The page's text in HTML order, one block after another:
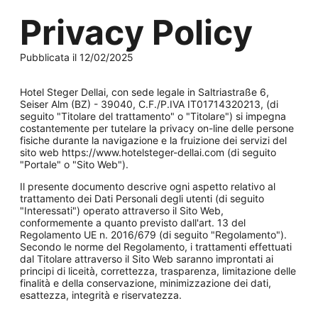
Privacy Policy
Pubblicata il 12/02/2025
Hotel Steger Dellai, con sede legale in Saltriastraße 6,
Seiser Alm (BZ) - 39040, C.F./P.IVA IT01714320213, (di
seguito "Titolare del trattamento" o "Titolare") si impegna
costantemente per tutelare la privacy on-line delle persone
fisiche durante la navigazione e la fruizione dei servizi del
sito web https://www.hotelsteger-dellai.com (di seguito
"Portale" o "Sito Web").
Il presente documento descrive ogni aspetto relativo al
trattamento dei Dati Personali degli utenti (di seguito
"Interessati") operato attraverso il Sito Web,
conformemente a quanto previsto dall'art. 13 del
Regolamento UE n. 2016/679 (di seguito "Regolamento").
Secondo le norme del Regolamento, i trattamenti effettuati
dal Titolare attraverso il Sito Web saranno improntati ai
principi di liceità, correttezza, trasparenza, limitazione delle
finalità e della conservazione, minimizzazione dei dati,
esattezza, integrità e riservatezza.